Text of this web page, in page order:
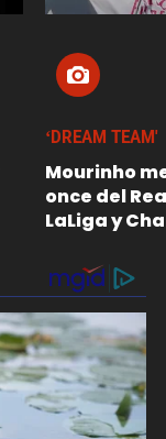
‘DREAM TEAM'
Mourinho
once del
LaLiga y